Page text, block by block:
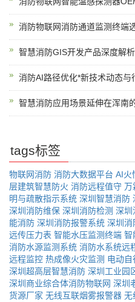
消防物联网消防通道监测终端
智慧消防GIS开发产品深度解
消防AI路径优化*新技术动态与
智慧消防应用场景延伸在浑南
tags标签
物联网消防 消防大数据平台 AI火
层建筑智慧防火 消防远程值守 万
明与疏散指示系统 深圳智慧消防
深圳消防维保 深圳消防检测 深圳
能消防 深圳消防报警系统 深圳消
远传压力表 智能水压监测终端 智
消防水源监测系统 消防水系统远
远程监控 热成像火灾监测 电动自
深圳超高层智慧消防 深圳工业园
深圳商业综合体消防物联网 深圳
货源厂家 无线互联烟雾报警器 无